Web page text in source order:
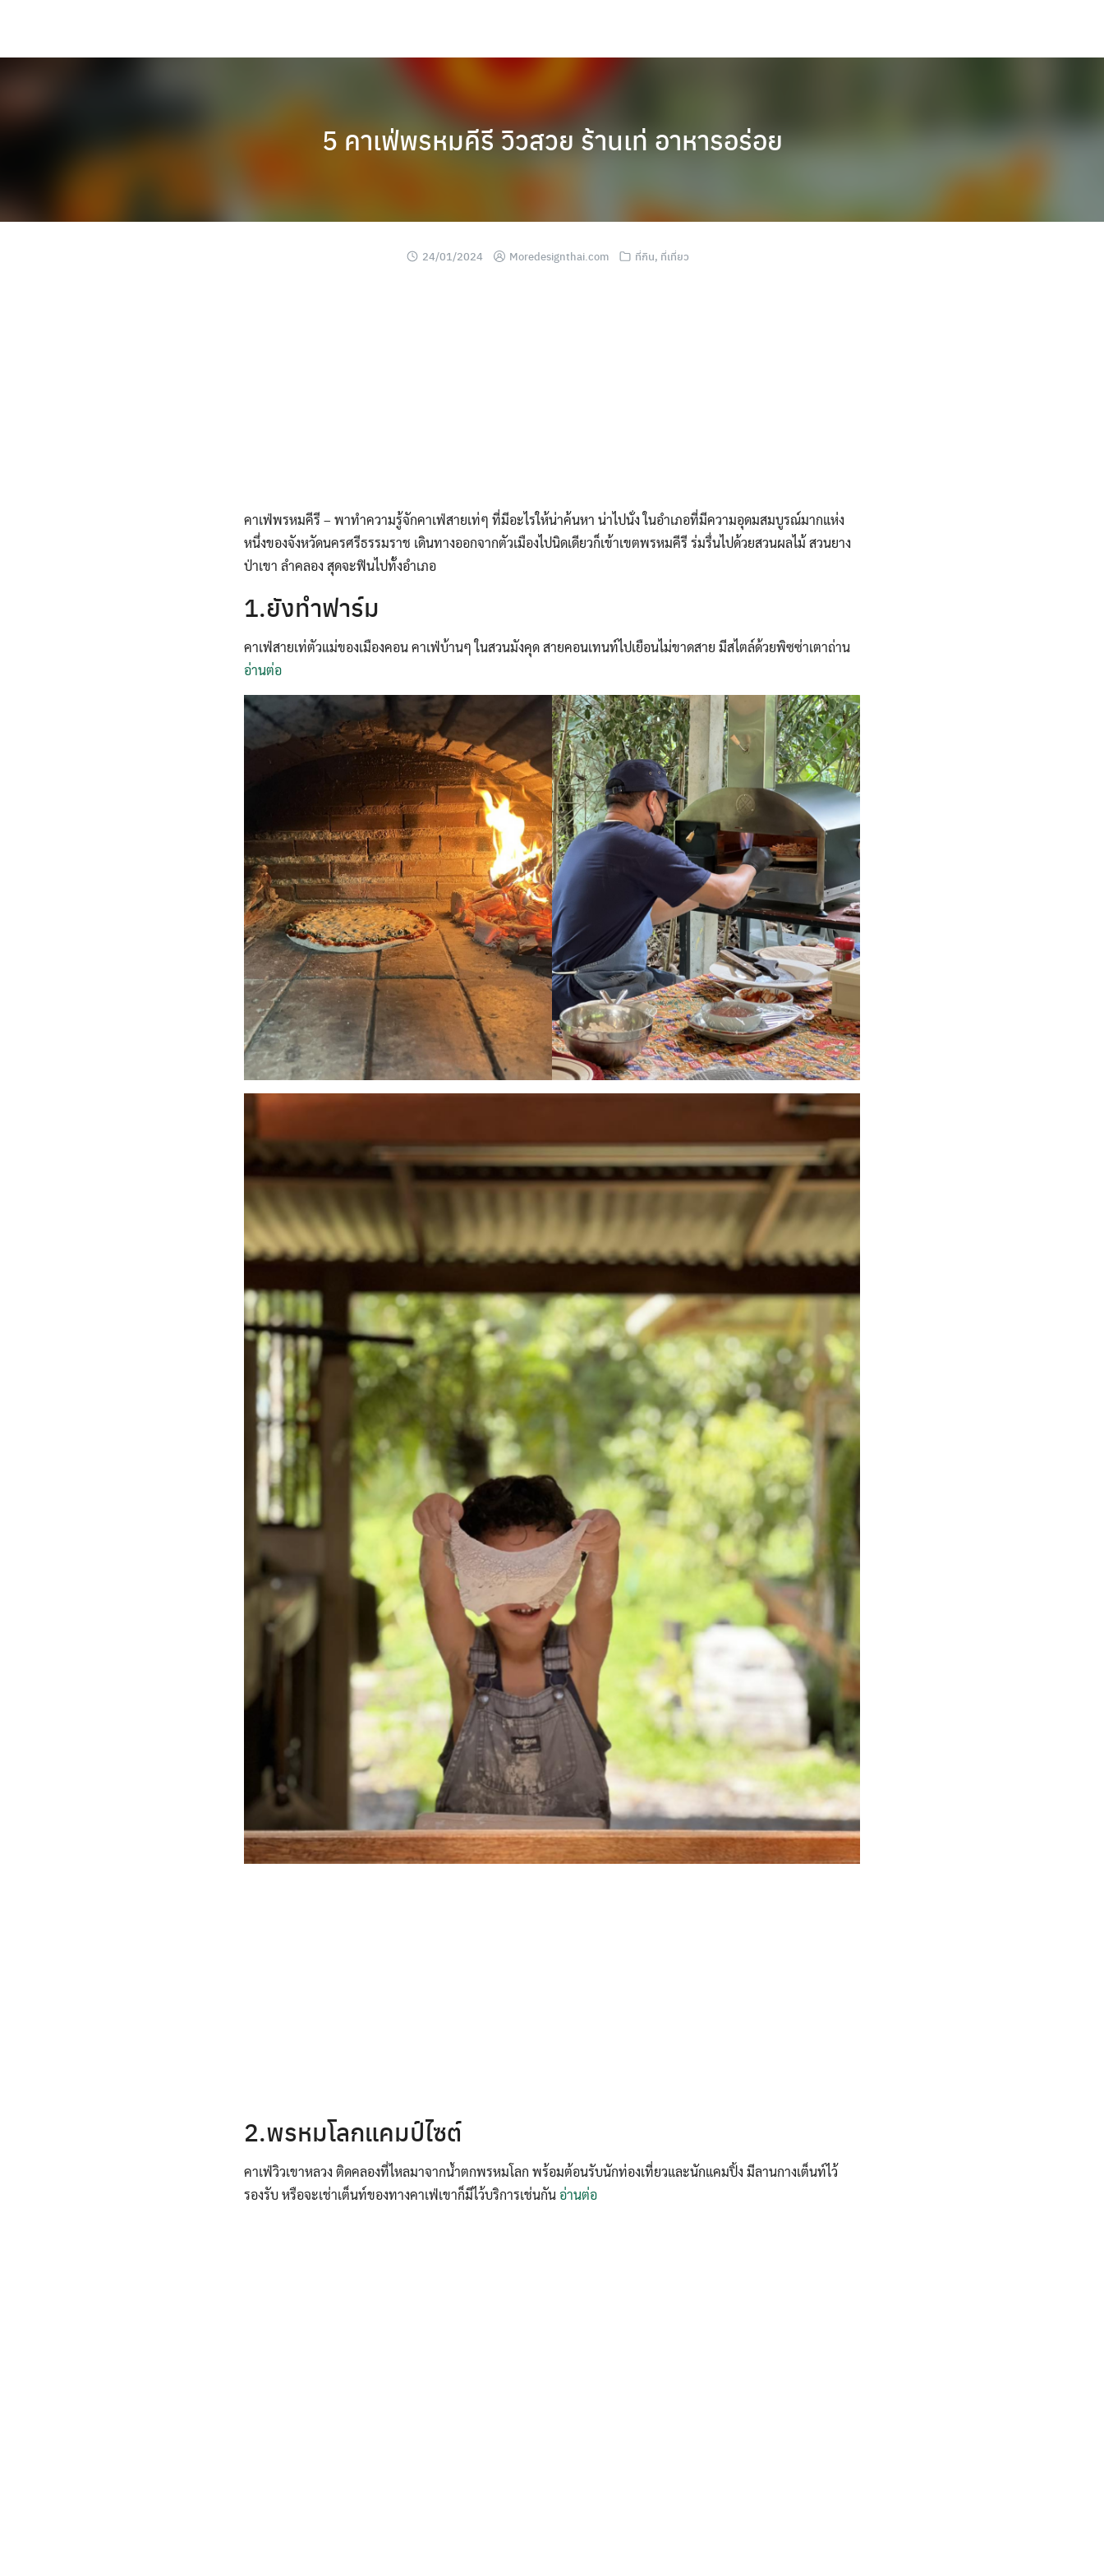
Search
for:
5 คาเฟ่พรหมคีรี วิวสวย ร้านเท่ อาหารอร่อย
24/01/2024 Moredesignthai.com ที่กิน, ที่เที่ยว
คาเฟ่พรหมคีรี – พาทำความรู้จักคาเฟ่สายเท่ๆ ที่มีอะไรให้น่าค้นหา น่าไปนั่ง ในอำเภอที่มีความอุดมสมบูรณ์มากแห่ง
หนึ่งของจังหวัดนครศรีธรรมราช เดินทางออกจากตัวเมืองไปนิดเดียวก็เข้าเขตพรหมคีรี ร่มรื่นไปด้วยสวนผลไม้ สวนยาง
ป่าเขา ลำคลอง สุดจะฟินไปทั้งอำเภอ
1.ยังทำฟาร์ม
คาเฟ่สายเท่ตัวแม่ของเมืองคอน คาเฟ่บ้านๆ ในสวนมังคุด สายคอนเทนท์ไปเยือนไม่ขาดสาย มีสไตล์ด้วยพิซซ่าเตาถ่าน
อ่านต่อ
2.พรหมโลกแคมป์ไซต์
คาเฟ่วิวเขาหลวง ติดคลองที่ไหลมาจากน้ำตกพรหมโลก พร้อมต้อนรับนักท่องเที่ยวและนักแคมปิ้ง มีลานกางเต็นท์ไว้
รองรับ หรือจะเช่าเต็นท์ของทางคาเฟ่เขาก็มีไว้บริการเช่นกันอ่านต่อ